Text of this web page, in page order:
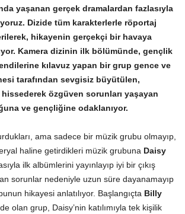
yaşanan gerçek dramalardan fazlasıyla
Dizide tüm karakterlerle röportaj
hikayenin gerçekçi bir havaya
Kamera dizinin ilk bölümünde, gençlik
kılavuz yapan bir grup gence ve
tarafından sevgisiz büyütülen,
özgüven sorunları yaşayan
ve gençliğine odaklanıyor.
ama sadece bir müzik grubu olmayıp,
haline getirdikleri müzik grubuna Daisy
ilk albümlerini yayınlayıp iyi bir çıkış
sorunlar nedeniyle uzun süre dayanamayıp
hikayesi anlatılıyor. Başlangıçta Billy
olan grup, Daisy’nin katılımıyla tek kişilik